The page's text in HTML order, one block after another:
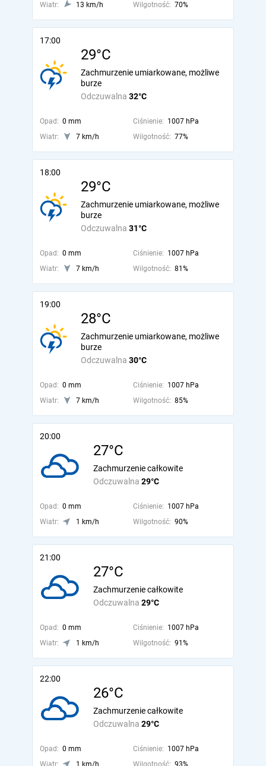
Wiatr:
13 km/h Wilgotność: 70%
17:00
29°C
Odczuwalna 32°C
Zachmurzenie umiarkowane, możliwe
burze
Opad: 0 mm Ciśnienie: 1007 hPa
Wiatr:
7 km/h Wilgotność: 77%
18:00
29°C
Odczuwalna 31°C
Zachmurzenie umiarkowane, możliwe
burze
Opad: 0 mm Ciśnienie: 1007 hPa
Wiatr:
7 km/h Wilgotność: 81%
19:00
28°C
Odczuwalna 30°C
Zachmurzenie umiarkowane, możliwe
burze
Opad: 0 mm Ciśnienie: 1007 hPa
Wiatr:
7 km/h Wilgotność: 85%
20:00
27°C
Odczuwalna 29°C
Zachmurzenie całkowite
Opad: 0 mm Ciśnienie: 1007 hPa
Wiatr:
1 km/h Wilgotność: 90%
21:00
27°C
Odczuwalna 29°C
Zachmurzenie całkowite
Opad: 0 mm Ciśnienie: 1007 hPa
Wiatr:
1 km/h Wilgotność: 91%
22:00
26°C
Odczuwalna 29°C
Zachmurzenie całkowite
Opad: 0 mm Ciśnienie: 1007 hPa
Wiatr:
1 km/h Wilgotność: 93%